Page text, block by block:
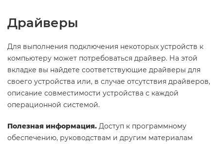
Драйверы
Для выполнения подключения некоторых устройств к
компьютеру может потребоваться драйвер. На этой
вкладке вы найдете соответствующие драйверы для
своего устройства или, в случае отсутствия драйверов,
описание совместимости устройства с каждой
операционной системой.
Полезная информация. Доступ к программному
обеспечению, руководствам и другим материалам